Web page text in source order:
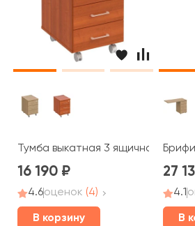
Тумба выкатная 3 ящичная с
16 190
4.6оценок (4)
В корзину
27
4.1
В